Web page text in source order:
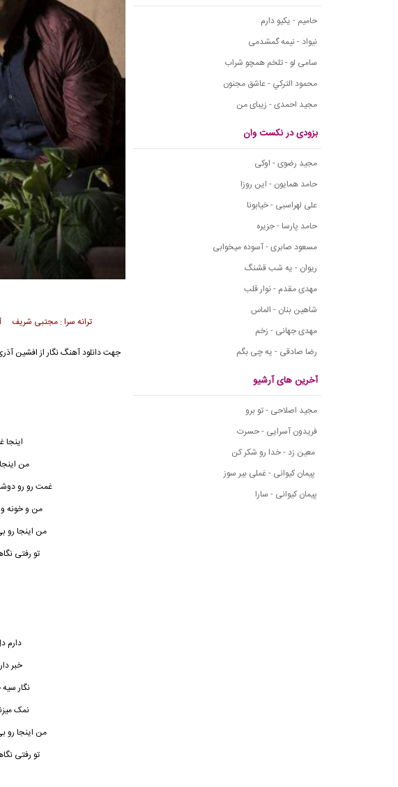
حامیم - یکیو دارم
نیواد - نیمه گمشدمی
سامی لو - تلخم همچو شراب
محمود التركي - عاشق مجنون
مجید احمدی - زیبای من
بزودی در نکست وان
مجید رضوی - اوکی
حامد همایون - این روزا
علی لهراسبی - خیابونا
حامد پارسا - جزیره
مسعود صابری - آسوده میخوابی
ریوان - یه شب قشنگ
مهدی مقدم - نوار قلب
شاهین بنان - الماس
مهدی جهانی - زخم
رضا صادقی - یه چی بگم
آخرین های آرشیو
مجید اصلاحی - تو برو
فریدون آسرایی - حسرت
معین زد - خدا رو شکر کن
پیمان کیوانی - غملی بیر سوز
پیمان کیوانی - سارا
ترانه سرا : مجتبی
جهت دانلود آهنگ نگار از افشین
من
غمت رو رو
من و خونه
من اینجا رو
تو رفتی
دارم
خبر
نگارسیه
نمک
من اینجا رو
تو رفتی